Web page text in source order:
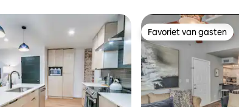
Favoriet van gasten
Favoriet van gasten